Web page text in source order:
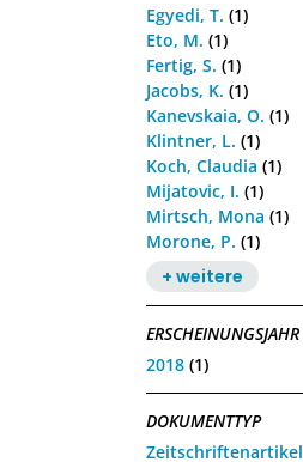
Egyedi, T. (1)
Eto, M. (1)
Fertig, S. (1)
Jacobs, K. (1)
Kanevskaia, O. (1)
Klintner, L. (1)
Koch, Claudia (1)
Mijatovic, I. (1)
Mirtsch, Mona (1)
Morone, P. (1)
+ weitere
ERSCHEINUNGSJAHR
2018 (1)
DOKUMENTTYP
Zeitschriftenartikel